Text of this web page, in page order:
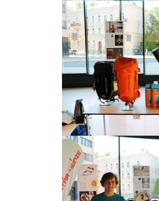
Show larger version
Show larger version